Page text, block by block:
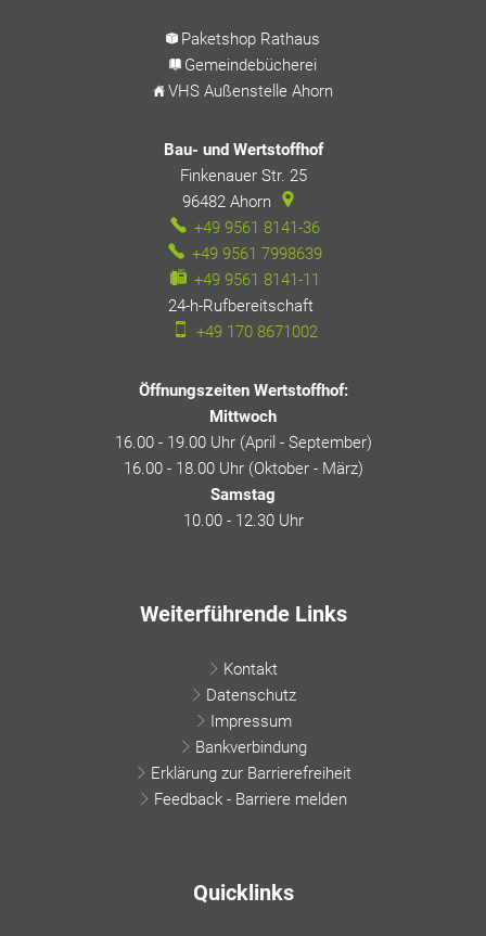
Paketshop Rathaus
Gemeindebücherei
VHS Außenstelle Ahorn
Bau- und Wertstoffhof
Finkenauer Str. 25
96482 Ahorn
+49 9561 8141-36
+49 9561 7998639
+49 9561 8141-11
24-h-Rufbereitschaft
+49 170 8671002
Öffnungszeiten Wertstoffhof:
Mittwoch
16.00 - 19.00 Uhr (April - September)
16.00 - 18.00 Uhr (Oktober - März)
Samstag
10.00 - 12.30 Uhr
Weiterführende Links
Kontakt
Datenschutz
Impressum
Bankverbindung
Erklärung zur Barrierefreiheit
Feedback - Barriere melden
Quicklinks